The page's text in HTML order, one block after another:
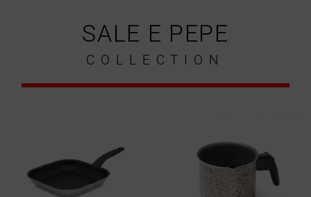
SALE E PEPE
COLLECTION